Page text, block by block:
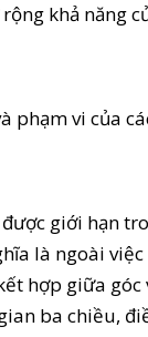
khả năng
phạm vi của
giới hạn
là ngoài
hợp giữa góc
ba chiều,